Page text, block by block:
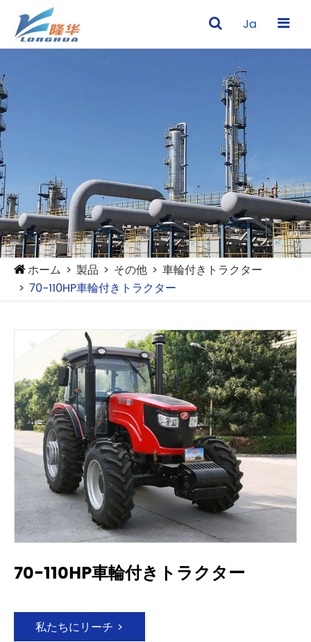
Ja
ホーム 製品 その他
車輪付きトラクター
70-110HP車輪付きトラクター
70-110HP車輪付きトラクター
私たちにリーチ >